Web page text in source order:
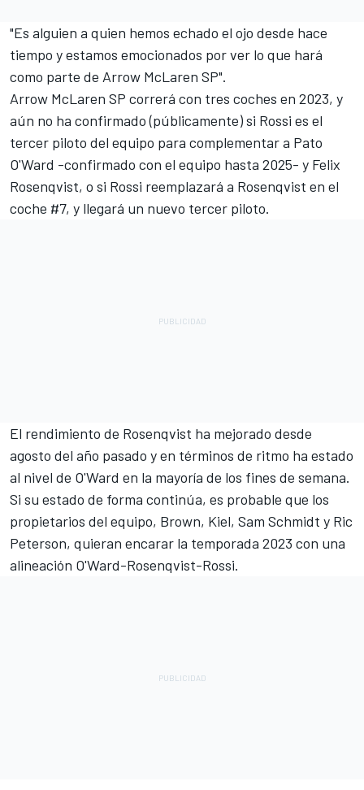
"Es alguien a quien hemos echado el ojo desde hace
tiempo y estamos emocionados por ver lo que hará
como parte de Arrow McLaren SP".
Arrow McLaren SP correrá con tres coches en 2023, y
aún no ha confirmado (públicamente) si Rossi es el
tercer piloto del equipo para complementar a Pato
O'Ward -confirmado con el equipo hasta 2025- y Felix
Rosenqvist, o si Rossi reemplazará a Rosenqvist en el
coche #7, y llegará un nuevo tercer piloto.
El rendimiento de Rosenqvist ha mejorado desde
agosto del año pasado y en términos de ritmo ha estado
al nivel de O'Ward en la mayoría de los fines de semana.
Si su estado de forma continúa, es probable que los
propietarios del equipo, Brown, Kiel, Sam Schmidt y Ric
Peterson, quieran encarar la temporada 2023 con una
alineación O'Ward-Rosenqvist-Rossi.